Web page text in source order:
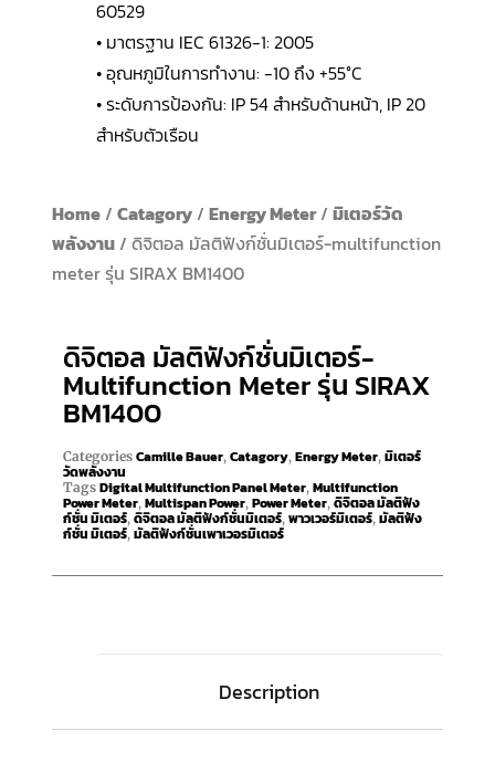
60529
• มาตรฐาน IEC 61326-1: 2005
• อุณหภูมิในการทำงาน: -10 ถึง +55°C
• ระดับการป้องกัน: IP 54 สำหรับด้านหน้า, IP 20
สำหรับตัวเรือน
Home/ Catagory/ Energy Meter/ มิเตอร์วัด
พลังงาน/ ดิจิตอล มัลติฟังก์ชั่นมิเตอร์-multifunction
meter รุ่น SIRAX BM1400
ดิจิตอล มัลติฟังก์ชั่นมิเตอร์-
Multifunction Meter รุ่น SIRAX
BM1400
Categories Camille Bauer, Catagory, Energy Meter, มิเตอร์
วัดพลังงาน
Tags Digital Multifunction Panel Meter, Multifunction
Power Meter, Multispan Power, Power Meter, ดิจิตอล มัลติฟัง
ก์ชั่น มิเตอร์, ดิจิตอล มัลติฟังก์ชั่นมิเตอร์, พาวเวอร์มิเตอร์, มัลติฟัง
ก์ชั่น มิเตอร์, มัลติฟังก์ชั่นเพาเวอรมิเตอร์
Description